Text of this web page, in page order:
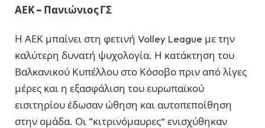
ΑΕΚ – Πανιώνιος ΓΣ
Η ΑΕΚ μπαίνει στη φετινή Volley League με την
καλύτερη δυνατή ψυχολογία. Η κατάκτηση του
Βαλκανικού Κυπέλλου στο Κόσοβο πριν από λίγες
μέρες και η εξασφάλιση του ευρωπαϊκού
εισιτηρίου έδωσαν ώθηση και αυτοπεποίθηση
στην ομάδα. Οι “κιτρινόμαυρες” ενισχύθηκαν